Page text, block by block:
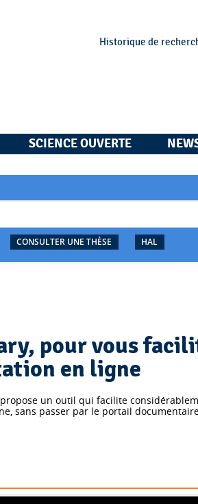
Historique de
SCIENCE OUVERTE
CONSULTER UNE THÈSE HAL
pour vous
en ligne
un outil qui facilite
sans passer par le portail